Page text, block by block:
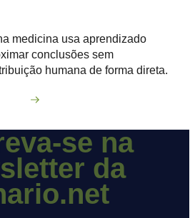
medicina usa aprendizado
conclusões sem
humana de forma direta.
se na
da